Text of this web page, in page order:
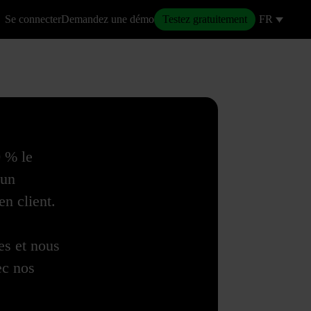
Se connecterDemandez une démo Testez gratuitement FR
% le
client.
et nous
nos